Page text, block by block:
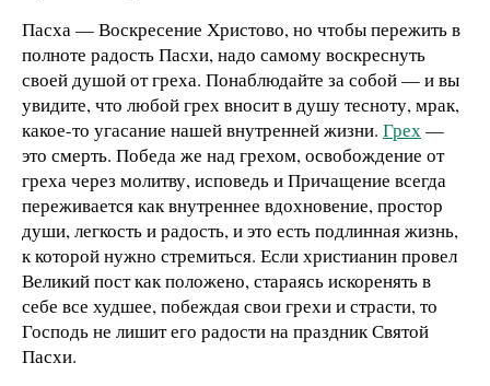
Пасха — Воскресение Христово, но чтобы пережить в
полноте радость Пасхи, надо самому воскреснуть
своей душой от греха. Понаблюдайте за собой — и вы
увидите, что любой грех вносит в душу тесноту, мрак,
какое-то угасание нашей внутренней жизни. Грех—
это смерть. Победа же над грехом, освобождение от
греха через молитву, исповедь и Причащение всегда
переживается как внутреннее вдохновение, простор
души, легкость и радость, и это есть подлинная жизнь,
к которой нужно стремиться. Если христианин провел
Великий пост как положено, стараясь искоренять в
себе все худшее, побеждая свои грехи и страсти, то
Господь не лишит его радости на праздник Святой
Пасхи.